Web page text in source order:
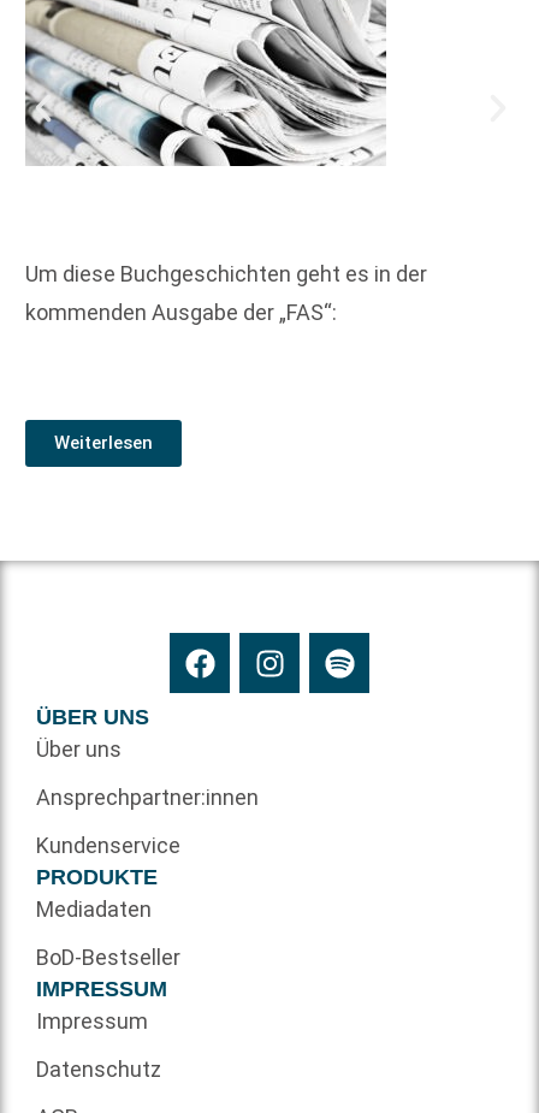
Um diese Buchgeschichten geht es in der
kommenden Ausgabe der „FAS“:
Weiterlesen
ÜBER UNS
Über uns
Ansprechpartner:innen
Kundenservice
PRODUKTE
Mediadaten
BoD-Bestseller
IMPRESSUM
Impressum
Datenschutz